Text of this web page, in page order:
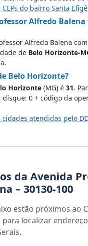
do bairro Santa
Alfredo Balena
Alfredo Balena com
de Belo Horizonte-
Belo Horizonte?
Horizonte (MG) é 31.
0 + código da
cidades atendidas pelo
da Avenida
– 30130-100
estão próximos ao
localizar